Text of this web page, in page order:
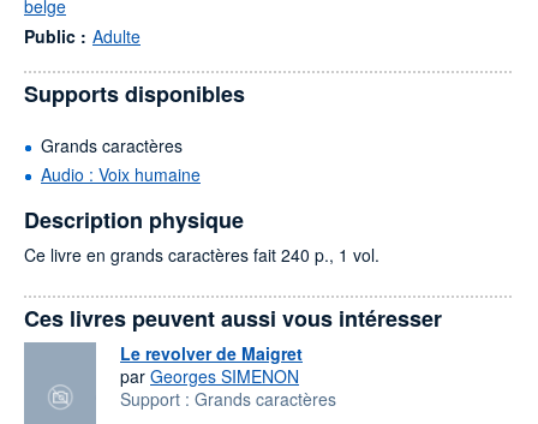
belge
Public : Adulte
Supports disponibles
Grands caractères
Audio : Voix humaine
Description physique
Ce livre en grands caractères fait 240 p., 1 vol.
Ces livres peuvent aussi vous intéresser
Le revolver de Maigret
par Georges SIMENON
Support : Grands caractères